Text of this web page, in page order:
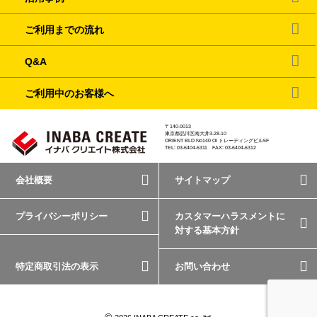
ご利用までの流れ
Q&A
ご利用中のお客様へ
〒140-0013
東京都品川区南大井3-28-10
ORIENT BLD No140 OI トレーディングビル5F
TEL: 03-6404-6311 FAX: 03-6404-6312
会社概要 サイトマップ
プライバシーポリシー
カスタマーハラスメントに
対する基本方針
特定商取引法の表示 お問い合わせ